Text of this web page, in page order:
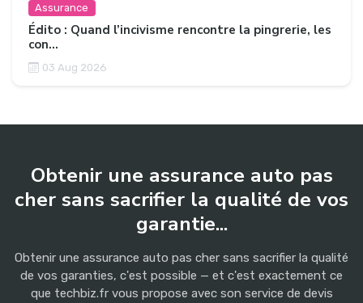
Assurance
Édito : Quand l’incivisme rencontre la pingrerie, les
con...
03 Aug 2026
Obtenir une assurance auto pas
cher sans sacrifier la qualité de vos
garantie...
Obtenir une assurance auto pas cher sans sacrifier la qualité
de vos garanties, c'est possible — et c'est exactement ce
que techbiz.fr vous propose avec son service de devis